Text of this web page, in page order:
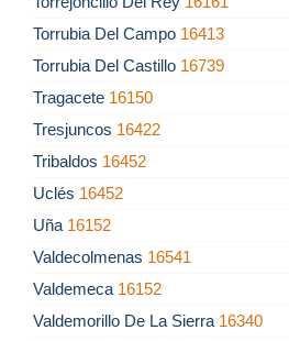
Torrubia Del Campo 16413
Torrubia Del Castillo 16739
Tragacete 16150
Tresjuncos 16422
Tribaldos 16452
Uclés 16452
Uña 16152
Valdecolmenas 16541
Valdemeca 16152
Valdemorillo De La Sierra 16340